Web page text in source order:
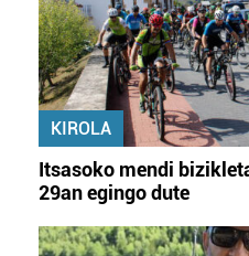
KIROLA
Itsasoko mendi
29an egingo dute